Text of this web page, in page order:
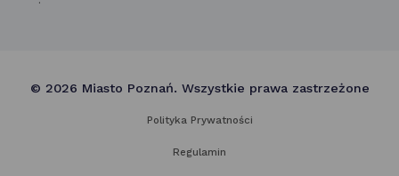
© 2026 Miasto Poznań. Wszystkie prawa zastrzeżone
Polityka Prywatności
Regulamin